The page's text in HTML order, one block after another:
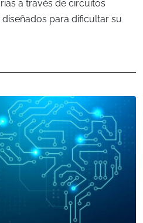
a través de circuitos
para dificultar su